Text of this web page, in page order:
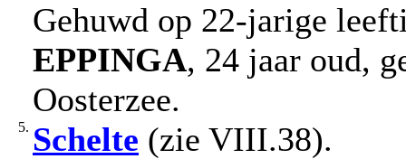
Gehuwd op 22-jarige
EPPINGA, 24 jaar oud,
Oosterzee.
5. Schelte (zie VIII.38).